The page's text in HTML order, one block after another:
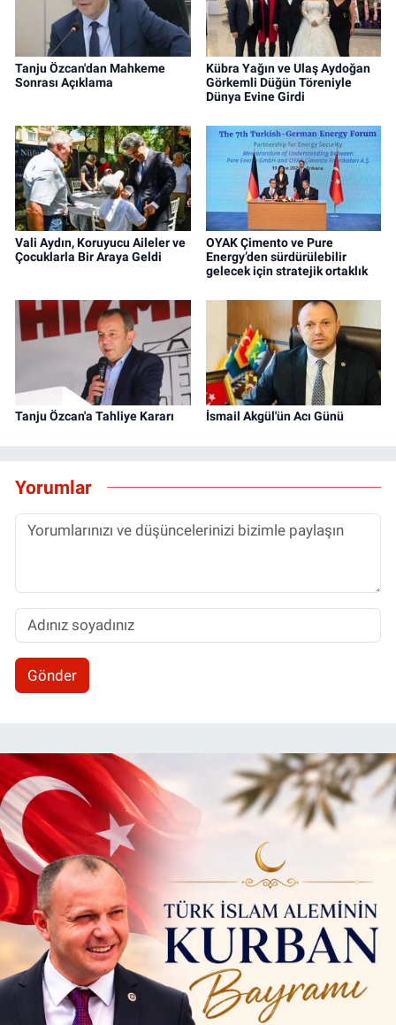
Tanju Özcan'dan Mahkeme
Sonrası Açıklama
Kübra Yağın ve Ulaş Aydoğan
Görkemli Düğün Töreniyle
Dünya Evine Girdi
Vali Aydın, Koruyucu Aileler ve
Çocuklarla Bir Araya Geldi
OYAK Çimento ve Pure
Energy’den sürdürülebilir
gelecek için stratejik ortaklık
Tanju Özcan'a Tahliye Kararı İsmail Akgül'ün Acı Günü
Yorumlar
Gönder